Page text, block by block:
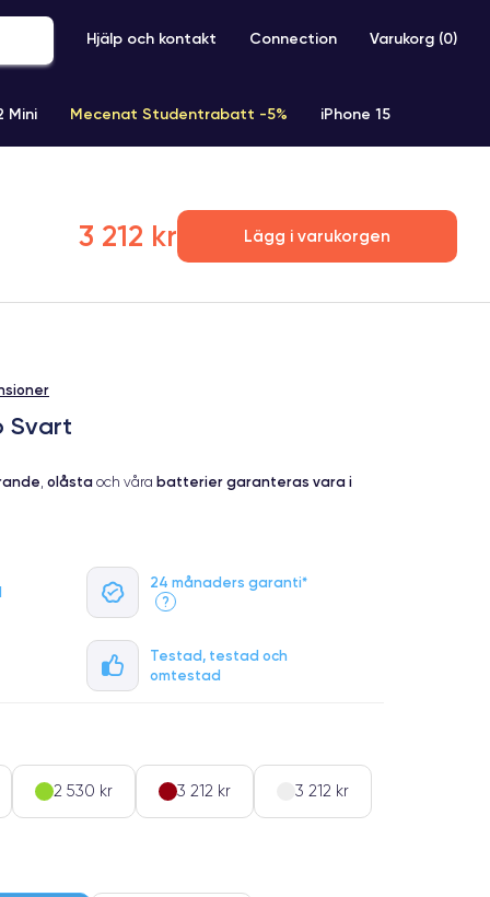
Hjälp och kontakt Connection Varukorg (0)
Mini Mecenat Studentrabatt -5% iPhone 15
3 212 kr Lägg i varukorgen
Svart
olåsta och våra batterier garanteras vara i
24 månaders garanti*
?
Testad, testad och
omtestad
2 530 kr 3 212 kr 3 212 kr